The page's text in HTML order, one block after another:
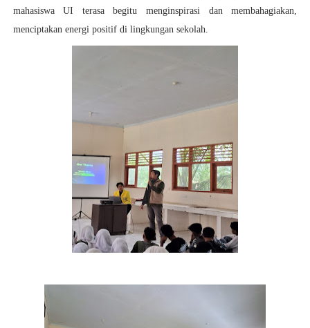
mahasiswa UI terasa begitu menginspirasi dan membahagiakan,
menciptakan energi positif di lingkungan sekolah.